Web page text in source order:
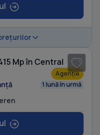
Mp în Central
Agenție
1 lună în urmă